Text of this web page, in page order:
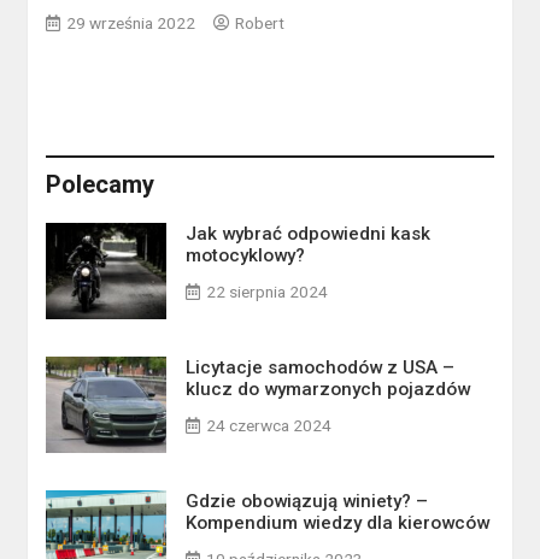
29 września 2022 Robert
Polecamy
Jak wybrać odpowiedni kask
motocyklowy?
22 sierpnia 2024
Licytacje samochodów z USA –
klucz do wymarzonych pojazdów
24 czerwca 2024
Gdzie obowiązują winiety? –
Kompendium wiedzy dla kierowców